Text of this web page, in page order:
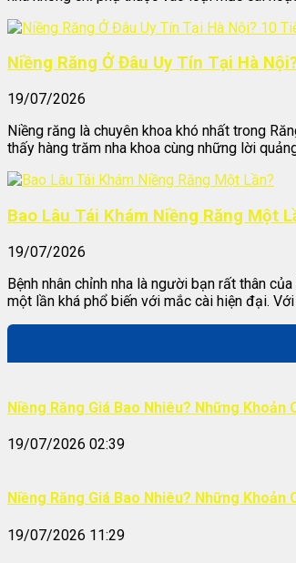
Niềng Răng Ở Đâu Uy Tín Tại Hà
19/07/2026
Niềng răng là chuyên khoa khó nhất trong
thấy hàng trăm nha khoa cùng những lời
Bao Lâu Tái Khám Niềng Răng Một
19/07/2026
Bệnh nhân chỉnh nha là người bạn rất thân
một lần khá phổ biến với mắc cài hiện đại.
Niềng Răng Giá Bao Nhiêu? Những Khoản
19/07/2026 02:39
Niềng Răng Giá Bao Nhiêu? Những
19/07/2026 11:29